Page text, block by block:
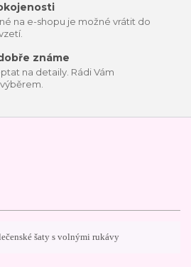
na e-shopu je možné vrátit do
známe
na detaily. Rádi Vám
šaty s volnými rukávy